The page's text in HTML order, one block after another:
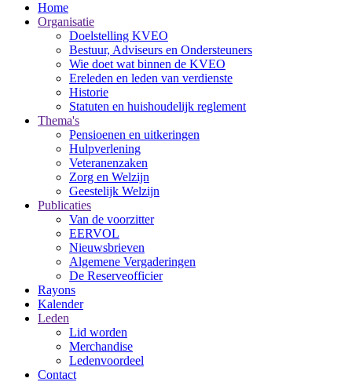
Home
Organisatie
Doelstelling KVEO
Bestuur, Adviseurs en Ondersteuners
Wie doet wat binnen de KVEO
Ereleden en leden van verdienste
Historie
Statuten en huishoudelijk reglement
Thema's
Pensioenen en uitkeringen
Hulpverlening
Veteranenzaken
Zorg en Welzijn
Geestelijk Welzijn
Publicaties
Van de voorzitter
EERVOL
Nieuwsbrieven
Algemene Vergaderingen
De Reserveofficier
Rayons
Kalender
Leden
Lid worden
Merchandise
Ledenvoordeel
Contact